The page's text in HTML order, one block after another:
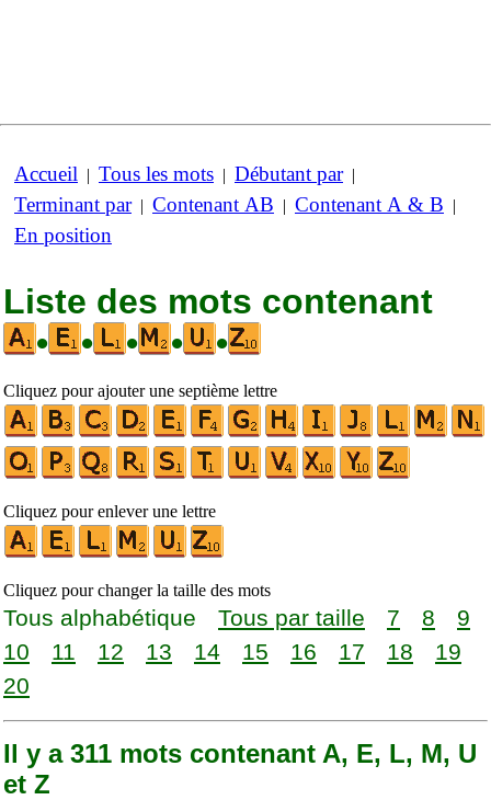
Accueil | Tous les mots | Débutant par|
Terminant par| Contenant AB | Contenant A & B |
En position
Liste des mots contenant
•
• • • •
Cliquez pour ajouter une septième lettre
Cliquez pour enlever une lettre
Cliquez pour changer la taille des mots
Tous alphabétique Tous par taille 7 8
9
10
11 12 13 14 15 16 17 18
19
20
Il y a 311 mots contenant A, E, L, M, U
et Z